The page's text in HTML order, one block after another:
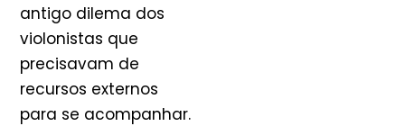
antigo dilema dos
violonistas que
precisavam de
recursos externos
para se acompanhar.